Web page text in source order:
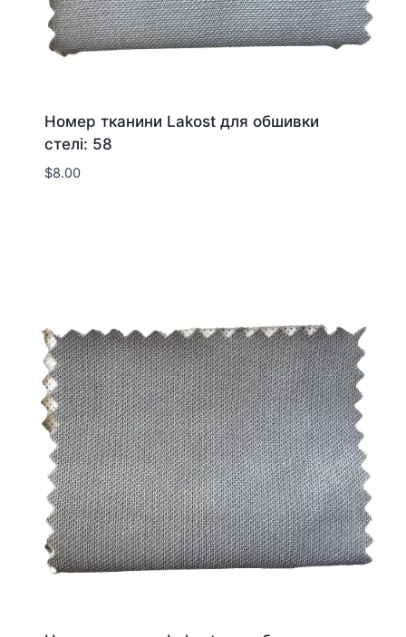
Номер тканини Lakost для обшивки
стелі: 58
$8.00